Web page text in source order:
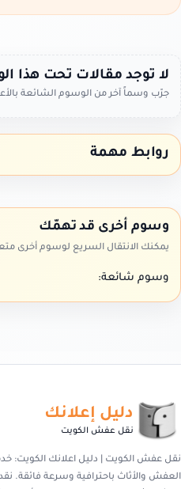
لا توجد مقالات تحت هذا
جرّب وسماً آخر من الوسوم الشائعة
روابط مهمة
وسوم أخرى قد تهمّك
يمكنك الانتقال السريع لوسوم أخرى
وسوم شائعة:
دليل إعلانك
نقل عفش الكويت
العفش والأثاث باحترافية وسرعة فائقة.